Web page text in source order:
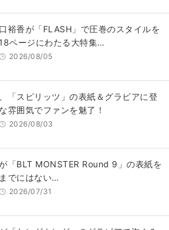
裕香が「FLASH」で圧巻のスタイルを
ページにわたる大特集…
2026/08/05
「スピリッツ」の表紙＆グラビアに登
雰囲気でファンを魅了！
2026/08/03
「BLT MONSTER Round 9」の表紙を
でにはない…
2026/07/31